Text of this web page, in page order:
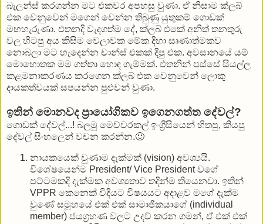
බැලන්ස් කරගන්න මට එකවර අපහසු වුණා. ඒ නිසාම ක්ලබ්
එක වෙනුවෙන් මගෙන් වෙන්න තිබුණු යුතුකම් ගොඩක්
මහහැරුණා. එතනදි වැදගත්ම දේ, ක්ලබ් එකේ අනිත් තනතුරු
වල හිටපු අය කිසිම වෙලාවක මේක දිහා සෘණාත්මකව
නොබලා මට හැදෙන්න චාන්ස් එකක් දීපු එක. අවසානයේ යම්
මොහොතක මම ගත්තා හොඳ ගැම්මක්. එතනින් පස්සේ සියල්ල
කළමනාකරණය කරගෙන ක්ලබ් එක වෙනුවෙන් ලොකු
දායකත්වයක් සපයන්න පුළුවන් වුණා.
ඉතින් මොනවද ප්‍රායෝගිකව ඉගෙනගත්ත දේවල්?
ගොඩක් දේවල්...! බලමු මෙච්චරකල් ඉංග්‍රීසියෙන් හිතපු, කියපු
දේවල් සිංහලෙන් වචන කරන්න.🙂
නායකයෙක් වුණාම දැක්මක් (vision) අවශ්‍යයි.
විශේෂයෙන්ම President/ Vice President වගේ
පට්ටමකදි දැක්මක අවශ්‍යතාව තදින්ම තියෙනවා. ඉතින්
VPPR කෙනෙක් විදියට විෂයයට අදාළව මගේ දැක්ම
වුණේ සමූහයේ එක් එක් සාමාජිකයාගේ (individual
member) ජයග්‍රහණ වලට උදව් කරන ගමන්, ඒ එක් එක්